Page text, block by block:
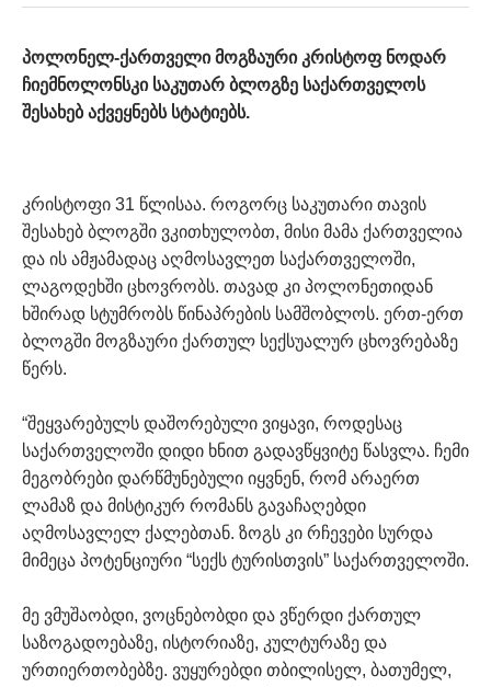
პოლონელ-ქართველი მოგზაური კრისტოფ ნოდარ
ჩიემნოლონსკი საკუთარ ბლოგზე საქართველოს
შესახებ აქვეყნებს სტატიებს.
კრისტოფი 31 წლისაა. როგორც საკუთარი თავის
შესახებ ბლოგში ვკითხულობთ, მისი მამა ქართველია
და ის ამჟამადაც აღმოსავლეთ საქართველოში,
ლაგოდეხში ცხოვრობს. თავად კი პოლონეთიდან
ხშირად სტუმრობს წინაპრების სამშობლოს. ერთ-ერთ
ბლოგში მოგზაური ქართულ სექსუალურ ცხოვრებაზე
წერს.
“შეყვარებულს დაშორებული ვიყავი, როდესაც
საქართველოში დიდი ხნით გადავწყვიტე წასვლა. ჩემი
მეგობრები დარწმუნებული იყვნენ, რომ არაერთ
ლამაზ და მისტიკურ რომანს გავაჩაღებდი
აღმოსავლელ ქალებთან. ზოგს კი რჩევები სურდა
მიმეცა პოტენციური “სექს ტურისთვის” საქართველოში.
მე ვმუშაობდი, ვოცნებობდი და ვწერდი ქართულ
საზოგადოებაზე, ისტორიაზე, კულტურაზე და
ურთიერთობებზე. ვუყურებდი თბილისელ, ბათუმელ,